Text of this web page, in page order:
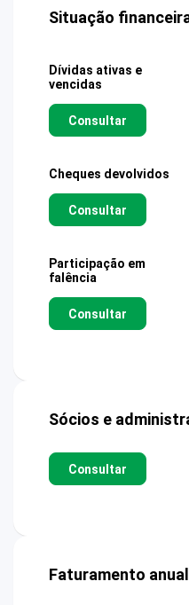
Situação
Dívidas ativas e
vencidas
Consultar
Cheques devolvidos
Consultar
Participação em
falência
Consultar
Sócios e
Consultar
Faturamento anual